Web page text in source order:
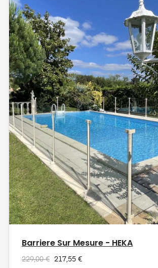
Barriere Sur Mesure - HEKA
229,00 € 217,55 €